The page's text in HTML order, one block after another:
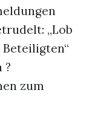
„Lob
?
zum